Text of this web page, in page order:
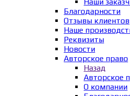
Благодарности
Отзывы клиентов
Наше
Реквизиты
Новости
Авторское право
Назад
Авторское
О компании